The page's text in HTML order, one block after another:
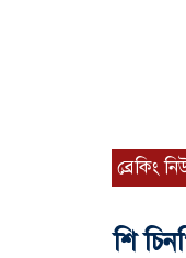
ব্রেকিং
শি